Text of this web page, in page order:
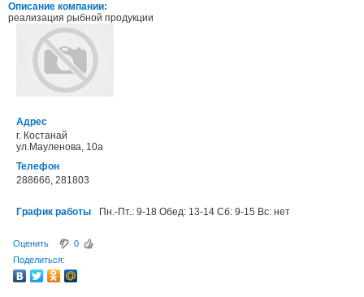
Описание компании:
реализация рыбной продукции
Адрес
г. Костанай
ул.Мауленова, 10а
Телефон
288666, 281803
График работы Пн.-Пт.: 9-18 Обед: 13-14 Сб: 9-15 Вс: нет
Оценить
0
Поделиться: